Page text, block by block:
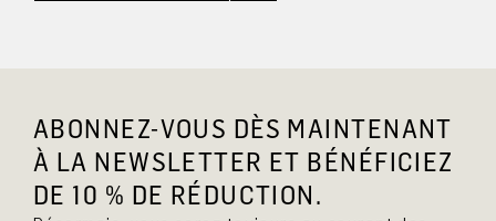
ABONNEZ-VOUS DÈS MAINTENANT
À LA NEWSLETTER ET BÉNÉFICIEZ
DE 10 % DE RÉDUCTION.